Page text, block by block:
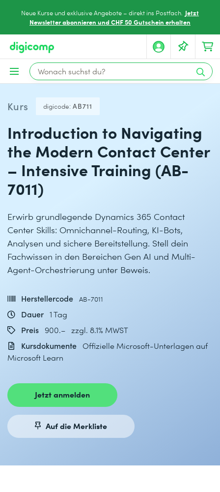
Neue Kurse und exklusive Angebote – direkt ins Postfach. Jetzt
Newsletter abonnieren und CHF 50 Gutschein erhalten
Kurs digicode: AB711
Introduction to Navigating
the Modern Contact Center
– Intensive Training (AB-
7011)
Erwirb grundlegende Dynamics 365 Contact
Center Skills: Omnichannel-Routing, KI-Bots,
Analysen und sichere Bereitstellung. Stell dein
Fachwissen in den Bereichen Gen AI und Multi-
Agent-Orchestrierung unter Beweis.
Herstellercode AB-7011
Dauer 1 Tag
Preis
900.– zzgl. 8.1% MWST
Kursdokumente Offizielle Microsoft-Unterlagen auf
Microsoft Learn
Jetzt anmelden
Auf die Merkliste